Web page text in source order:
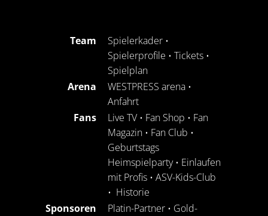
Team Spielerkader •
Spielerprofile • Tickets •
Spielplan
Arena
WESTPRESS arena •
Anfahrt
Fans
Live TV • Fan Shop • Fan
Magazin • Fan Club •
Geburtstags
Heimspielparty• Einlaufen
mit Profis • ASV-Kids-Club
• Historie
Sponsoren
Platin-Partner • Gold-